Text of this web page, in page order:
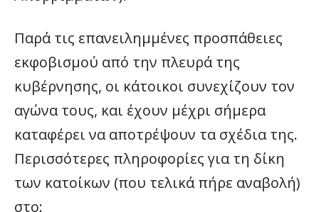
Παρά τις επανειλημμένες προσπάθειες
εκφοβισμού από την πλευρά της
κυβέρνησης, οι κάτοικοι συνεχίζουν τον
αγώνα τους, και έχουν μέχρι σήμερα
καταφέρει να αποτρέψουν τα σχέδια της.
Περισσότερες πληροφορίες για τη δίκη
των κατοίκων (που τελικά πήρε αναβολή)
στο: